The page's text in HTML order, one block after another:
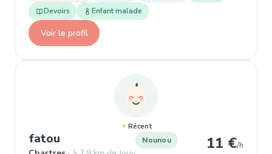
Devoirs
Enfant malade
Voir le profil
Récent
fatou , Nounou à Chartres
Nounou 11 €/h